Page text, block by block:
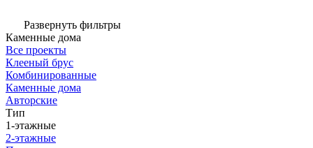
Развернуть фильтры
Каменные дома
Все проекты
Клееный брус
Комбинированные
Каменные дома
Авторские
Тип
1-этажные
2-этажные